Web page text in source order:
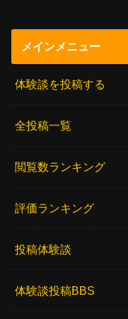
メインメニュー
体験談を投稿する
全投稿一覧
閲覧数ランキング
評価ランキング
投稿体験談
体験談投稿BBS